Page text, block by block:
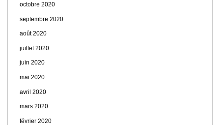
octobre 2020
septembre 2020
août 2020
juillet 2020
juin 2020
mai 2020
avril 2020
mars 2020
février 2020